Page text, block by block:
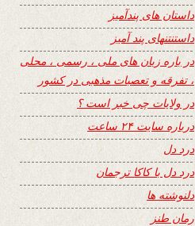
داستان های پندآمیز
داستنتنهای پند آمیز
در باره زبان های ملی ، رسمی ، محلی
، تفرقه و تعصبات مذهبی در کشور
در ولایات چی خبر است ؟
درباره سایت ۲۴ ساعت
درد دل
درد دل با کاکا ترجمان
دلنوشته ها
رمان طنز